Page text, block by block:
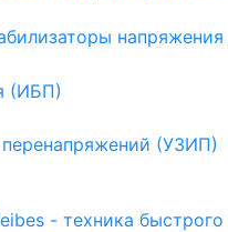
(ИБП)
(УЗИП)
- техника